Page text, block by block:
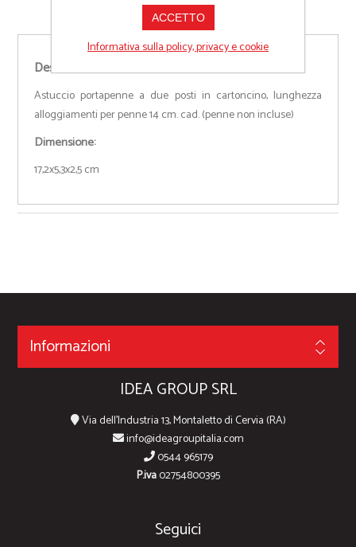
Descrizione:
Astuccio portapenne a due posti in cartoncino, lunghezza
alloggiamenti per penne 14 cm. cad. (penne non incluse)
Dimensione:
17,2x5,3x2,5 cm
Informazioni
IDEA GROUP SRL
Via dell'Industria 13, Montaletto di Cervia (RA)
info@ideagroupitalia.com
0544 965179
P.iva02754800395
Seguici
ACCETTO
Informativa sulla policy, privacy e cookie